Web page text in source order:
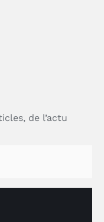
de l’actu